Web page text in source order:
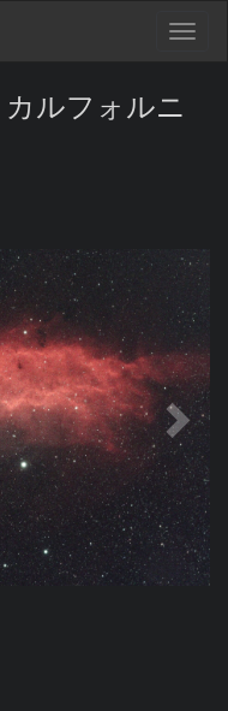
ルフォルニ